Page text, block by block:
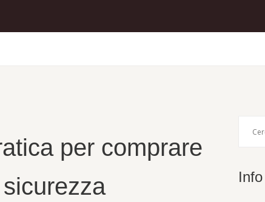
per comprare
Info